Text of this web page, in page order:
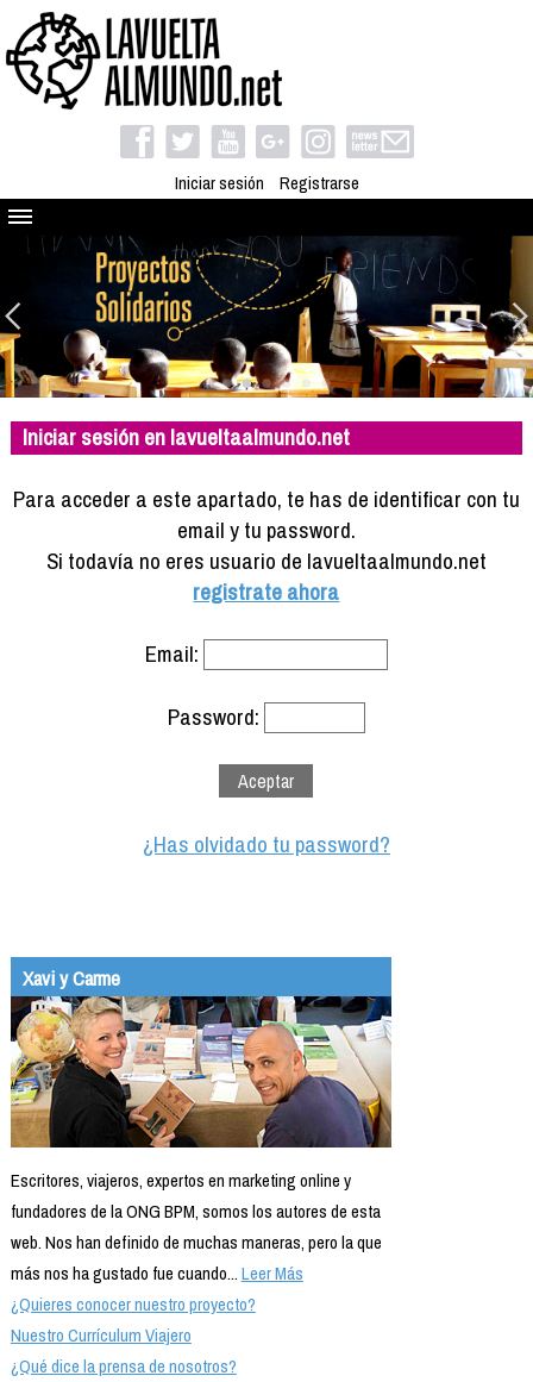
Iniciar sesión Registrarse
Quienes somos
El proyecto
Blog
Viaja con nosotros
Camino solidario
Libros
Compañeros de viaje
Info viajeros
Iniciar sesión en lavueltaalmundo.net
Para acceder a este apartado, te has de identificar con tu
email y tu password.
Si todavía no eres usuario de lavueltaalmundo.net
registrate ahora
Email:
Password:
¿Has olvidado tu password?
Xavi y Carme
Escritores, viajeros, expertos en marketing online y
fundadores de la ONG BPM, somos los autores de esta
web. Nos han definido de muchas maneras, pero la que
más nos ha gustado fue cuando...Leer Más
¿Quieres conocer nuestro proyecto?
Nuestro Currículum Viajero
¿Qué dice la prensa de nosotros?